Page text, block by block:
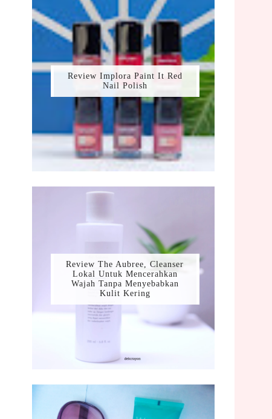
Review Implora Paint It Red
Nail Polish
Review The Aubree, Cleanser
Lokal Untuk Mencerahkan
Wajah Tanpa Menyebabkan
Kulit Kering